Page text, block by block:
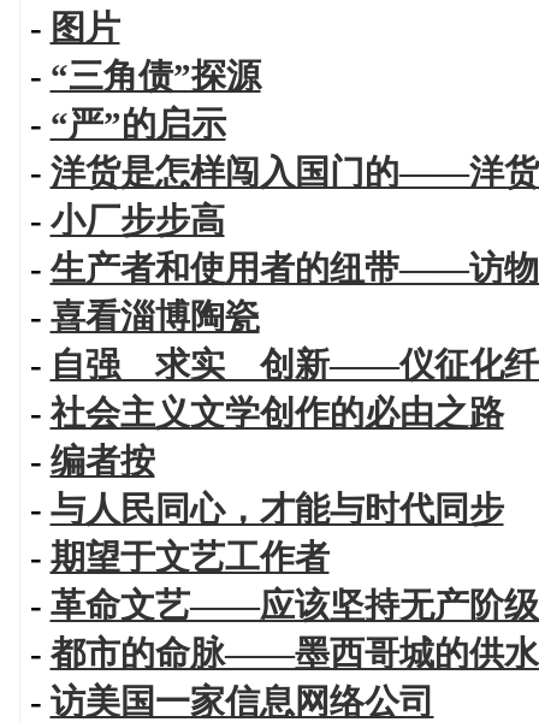
- 图片
- “三角债”探源
- “严”的启示
- 洋货是怎样闯入国门的——洋
- 小厂步步高
-生产者和使用者的纽带——访
- 喜看淄博陶瓷
- 自强 求实 创新——仪征化纤
- 社会主义文学创作的必由之路
- 编者按
- 与人民同心，才能与时代同步
- 期望于文艺工作者
- 革命文艺——应该坚持无产阶
- 都市的命脉——墨西哥城的供
- 访美国一家信息网络公司